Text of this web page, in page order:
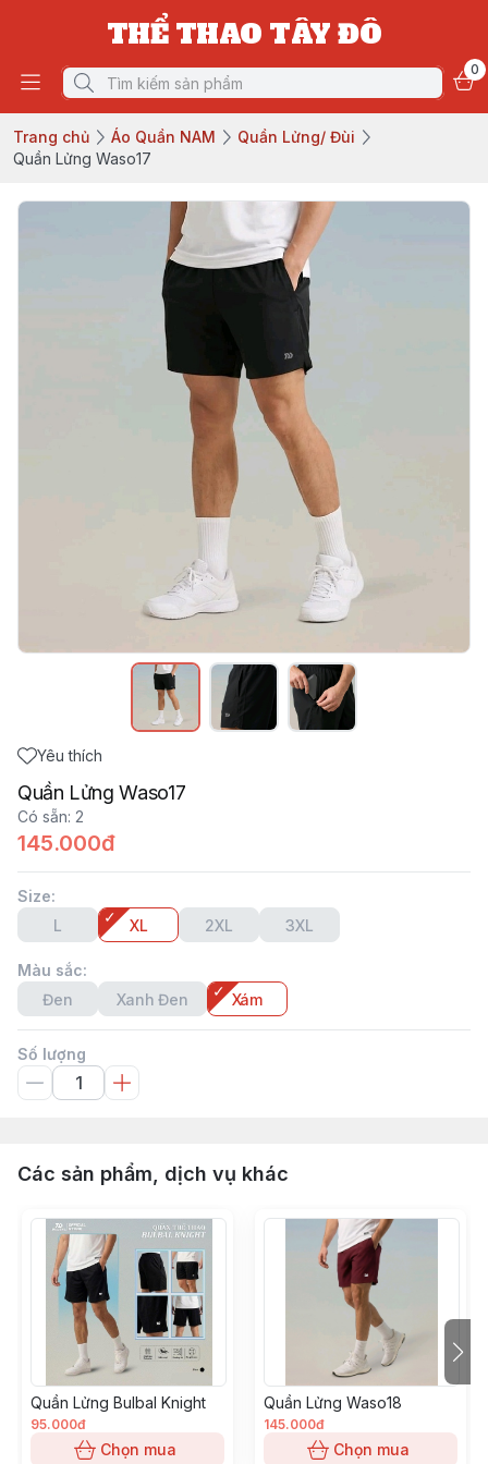
THỂ THAO TÂY ĐÔ
0
Trang chủ Áo Quần NAM
Quần Lửng/ Đùi
Quần Lửng Waso17
Yêu thích
Quần Lửng Waso17
Có sẵn: 2
145.000đ
Size:
L
XL 2XL 3XL
Màu sắc:
Đen
Xanh Đen Xám
Số lượng
Các sản phẩm, dịch vụ khác
Quần Lửng Bulbal Knight
95.000đ
Chọn mua
Quần Lửng Waso18
145.000đ
Chọn mua